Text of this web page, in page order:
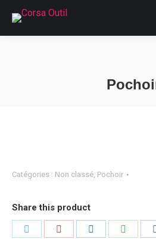
Catégories : Non classé, Pochoir
Share this product
Partager Partager Partager